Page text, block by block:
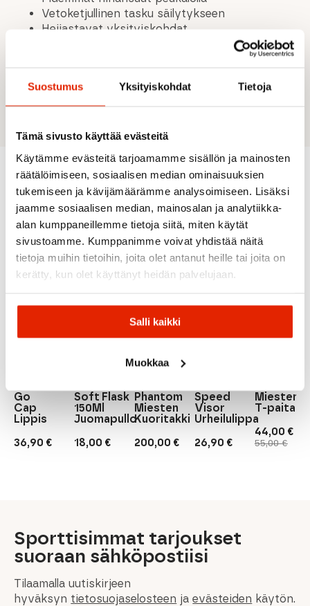
Suostumus Yksityiskohdat Tietoja
Tämä sivusto käyttää evästeitä
Käytämme evästeitä tarjoamamme sisällön ja mainosten
räätälöimiseen, sosiaalisen median ominaisuuksien
tukemiseen ja kävijämäärämme analysoimiseen. Lisäksi
jaamme sosiaalisen median, mainosalan ja analytiikka-
alan kumppaneillemme tietoja siitä, miten käytät
sivustoamme. Kumppanimme voivat yhdistää näitä
tietoja muihin tietoihin, joita olet antanut heille tai joita on
kerätty, kun olet käyttänyt heidän palvelujaan.
Salli kaikki
Muokkaa
Vetoketjullinen tasku säilytykseen
Heijastavat yksityiskohdat
Materiaalit: Etuosa: 92% polyamidi / 8% elastaani.
Suositeltua sinulle
36,90 €
Go
Cap
Lippis
18,00 €
Soft Flask
150Ml
Juomapullo
RAB
200,00 €
Phantom
Miesten
Kuoritakki
26,90 €
Speed
Visor
Urheilulippa
55,00€
hinta
44,00 €
Nykyinen
hinta
Miesten
T-paita
Sporttisimmat tarjoukset
suoraan sähköpostiisi
Tilaamalla uutiskirjeen
hyväksyn tietosuojaselosteen jaevästeiden käytön.